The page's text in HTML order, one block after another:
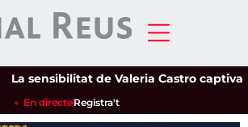
La sensibilitat de Valeria Castro captiva
En directeRegistra't